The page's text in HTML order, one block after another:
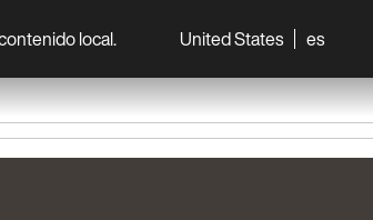
local. United States es